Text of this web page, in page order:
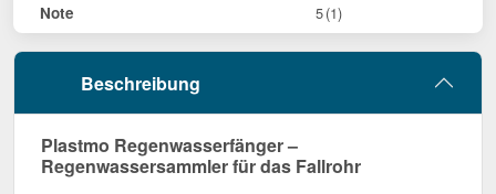
Note 5(1)
Beschreibung
Plastmo Regenwasserfänger –
Regenwassersammler für das Fallrohr